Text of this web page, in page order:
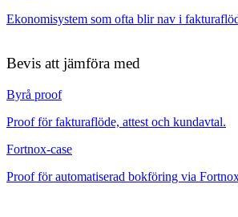
Ekonomisystem som ofta blir nav i
Bevis att jämföra med
Byrå proof
Proof för fakturaflöde, attest och kundavtal.
Fortnox-case
Proof för automatiserad bokföring via